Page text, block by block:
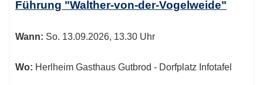
Führung "Walther-von-der-Vogelweide"
Wann: So. 13.09.2026, 13.30 Uhr
Wo: Herlheim Gasthaus Gutbrod - Dorfplatz Infotafel